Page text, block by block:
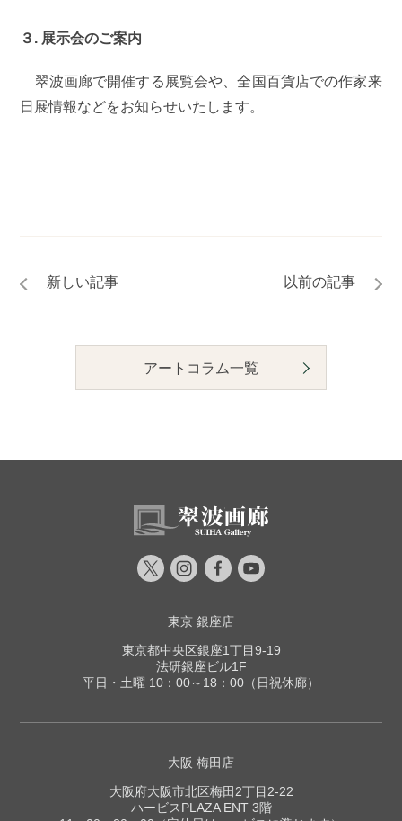
３. 展示会のご案内
翠波画廊で開催する展覧会や、全国百貨店での作家来
日展情報などをお知らせいたします。
アートコラム一覧
東京 銀座店
東京都中央区銀座1丁目9-19
法研銀座ビル1F
平日・土曜 10：00～18：00（日祝休廊）
大阪 梅田店
大阪府大阪市北区梅田2丁目2-22
ハービスPLAZA ENT 3階